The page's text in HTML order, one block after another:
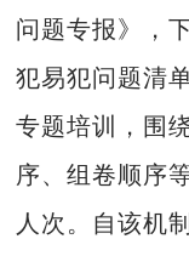
问题专报》，
犯易犯问题清
专题培训，围
序、组卷顺序
人次。自该机